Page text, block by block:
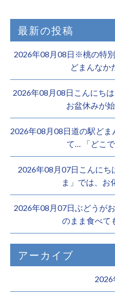
最新の投稿
2026年08月08日※桃の特別
どまんなか
2026年08月08日こんにち
お盆休みが
2026年08月08日道の駅ど
て… 「どこ
2026年08月07日こんにち
ま」では、お
2026年08月07日ぶどうが
のまま食べて
アーカイブ
2026